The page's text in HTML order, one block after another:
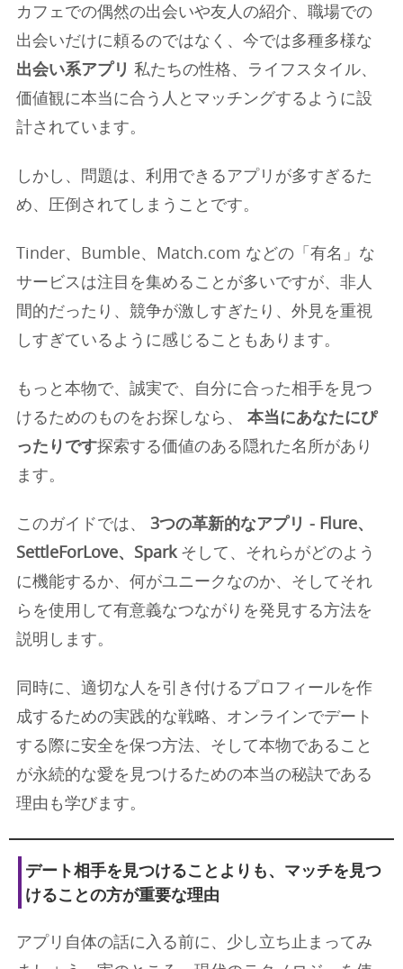
カフェでの偶然の出会いや友人の紹介、職場での
出会いだけに頼るのではなく、今では多種多様な
出会い系アプリ 私たちの性格、ライフスタイル、
価値観に本当に合う人とマッチングするように設
計されています。
しかし、問題は、利用できるアプリが多すぎるた
め、圧倒されてしまうことです。
Tinder、Bumble、Match.com などの「有名」な
サービスは注目を集めることが多いですが、非人
間的だったり、競争が激しすぎたり、外見を重視
しすぎているように感じることもあります。
もっと本物で、誠実で、自分に合った相手を見つ
けるためのものをお探しなら、 本当にあなたにぴ
ったりです探索する価値のある隠れた名所があり
ます。
このガイドでは、 3つの革新的なアプリ - Flure、
SettleForLove、Sparkそして、それらがどのよう
に機能するか、何がユニークなのか、そしてそれ
らを使用して有意義なつながりを発見する方法を
説明します。
同時に、適切な人を引き付けるプロフィールを作
成するための実践的な戦略、オンラインでデート
する際に安全を保つ方法、そして本物であること
が永続的な愛を見つけるための本当の秘訣である
理由も学びます。
デート相手を見つけることよりも、マッチを見つ
けることの方が重要な理由
アプリ自体の話に入る前に、少し立ち止まってみ